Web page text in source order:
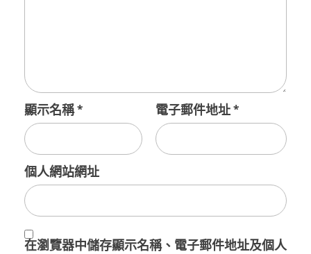
顯示名稱* 電子郵件地址*
個人網站網址
在瀏覽器中儲存顯示名稱、電子郵件地址及個人